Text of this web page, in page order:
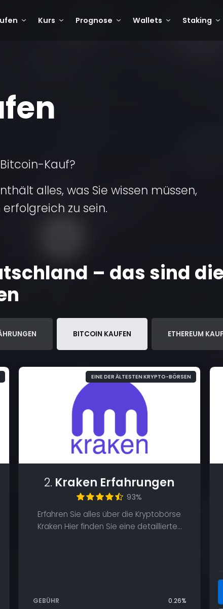
Kurs Prognose Wallets Staking
Kauf?
alles, was Sie wissen müssen,
zu sein.
– das sind
BITCOIN KAUFEN ETHEREUM
EINE DER ÄLTESTEN KRYPTO-BÖRSEN
2. Kraken Erfahrungen
93%
Erfahren Sie alles über die Kryptobörse
Kraken Hier finden Sie eine detaillierte…
GEBÜHR 0.26%